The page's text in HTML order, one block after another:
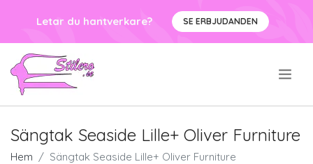
Letar du hantverkare? SE ERBJUDANDEN
Sängtak Seaside Lille+ Oliver Furniture
Hem Sängtak Seaside Lille+ Oliver Furniture